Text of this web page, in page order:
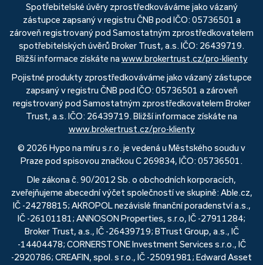
Spotřebitelské úvěry zprostředkováváme jako vázaný
zástupce zapsaný v registru ČNB pod IČO: 05736501 a
zároveň registrovaný pod Samostatným zprostředkovatelem
spotřebitelských úvěrů Broker Trust, a.s. IČO: 26439719.
Bližší informace získáte na www.brokertrust.cz/pro-klienty
Pojistné produkty zprostředkováváme jako vázaný zástupce
zapsaný v registru ČNB pod IČO: 05736501 a zároveň
registrovaný pod Samostatným zprostředkovatelem Broker
Trust, a.s. IČO: 26439719. Bližší informace získáte na
www.brokertrust.cz/pro-klienty
© 2026 Hypo na míru s.r.o. je vedená u Městského soudu v
Praze pod spisovou značkou C 269834, IČO: 05736501.
Dle zákona č. 90/2012 Sb. o obchodních korporacích,
zveřejňujeme abecední výčet společností ve skupině: Able.cz,
IČ -24278815; AKROPOL nezávislé finanční poradenství a.s.,
IČ -26101181; ANNOSON Properties, s.r.o, IČ -27911284;
Broker Trust, a.s., IČ -26439719; BTrust Group, a.s., IČ
-14404478; CORNERSTONE Investment Services s.r.o., IČ
-2920786; CREAFIN, spol. s r.o., IČ -25091981; Edward Asset